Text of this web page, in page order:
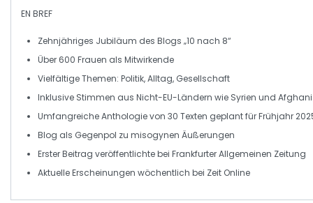
EN BREF
Zehnjähriges Jubiläum des Blogs „10 nach 8“
Über600 Frauen als Mitwirkende
VielfältigeThemen: Politik, Alltag, Gesellschaft
Inklusive Stimmen aus Nicht-EU-Ländern wie Syrien und
UmfangreicheAnthologievon 30 Texten geplant für Frühjahr
Blog als Gegenpol zu misogynen Äußerungen
Erster Beitrag veröffentlichte bei Frankfurter Allgemeinen Zeitung
Aktuelle Erscheinungen wöchentlich bei Zeit Online